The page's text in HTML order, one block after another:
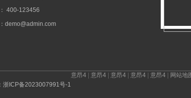
400-123456
demo@admin.com
浙ICP备2023007991号-1
意昂4 意昂4 意昂4 意昂4 意昂4 网站地